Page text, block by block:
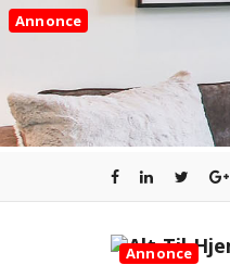
Videre
tilAnnonce
Annonce